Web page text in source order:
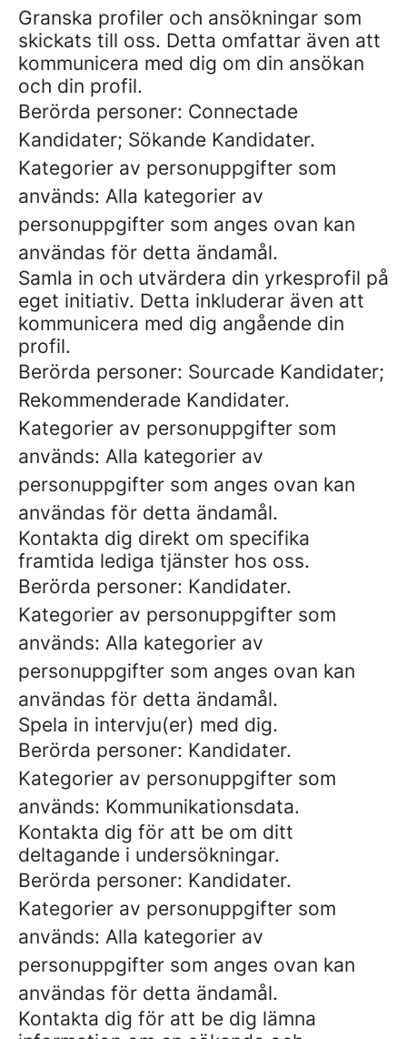
Granska profiler och ansökningar som
skickats till oss. Detta omfattar även att
kommunicera med dig om din ansökan
och din profil.
Berörda personer: Connectade
Kandidater; Sökande Kandidater.
Kategorier av personuppgifter som
används: Alla kategorier av
personuppgifter som anges ovan kan
användas för detta ändamål.
Samla in och utvärdera din yrkesprofil på
eget initiativ. Detta inkluderar även att
kommunicera med dig angående din
profil.
Berörda personer: Sourcade Kandidater;
Rekommenderade Kandidater.
Kategorier av personuppgifter som
används: Alla kategorier av
personuppgifter som anges ovan kan
användas för detta ändamål.
Kontakta dig direkt om specifika
framtida lediga tjänster hos oss.
Berörda personer: Kandidater.
Kategorier av personuppgifter som
används: Alla kategorier av
personuppgifter som anges ovan kan
användas för detta ändamål.
Spela in intervju(er) med dig.
Berörda personer: Kandidater.
Kategorier av personuppgifter som
används: Kommunikationsdata.
Kontakta dig för att be om ditt
deltagande i undersökningar.
Berörda personer: Kandidater.
Kategorier av personuppgifter som
används: Alla kategorier av
personuppgifter som anges ovan kan
användas för detta ändamål.
Kontakta dig för att be dig lämna